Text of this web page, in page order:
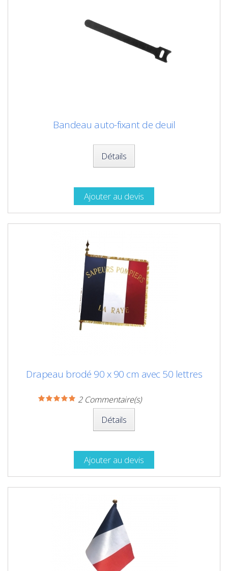
Bandeau auto-fixant de deuil
Détails
Ajouter au devis
Drapeau brodé 90 x 90 cm avec 50 lettres
2Commentaire(s)
Détails
Ajouter au devis